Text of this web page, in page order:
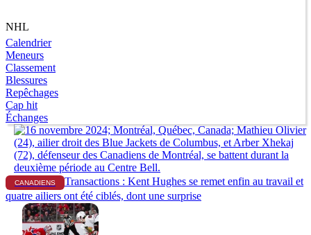
NHL
Calendrier
Meneurs
Classement
Blessures
Repêchages
Cap hit
Échanges
CANADIENS
Transactions : Kent Hughes se remet enfin au travail et
quatre ailiers ont été ciblés, dont une surprise